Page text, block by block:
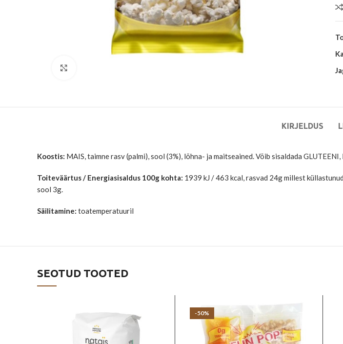
KIRJELDUS
Koostis: MAIS, taimne rasv (palmi), sool (3%), lõhna- ja maitseained. Võib sisaldada
Toiteväärtus / Energiasisaldus 100g kohta: 1939 kJ / 463 kcal, rasvad 24g millest
sool 3g.
Säilitamine: toatemperatuuril
SEOTUD TOOTED
-50%